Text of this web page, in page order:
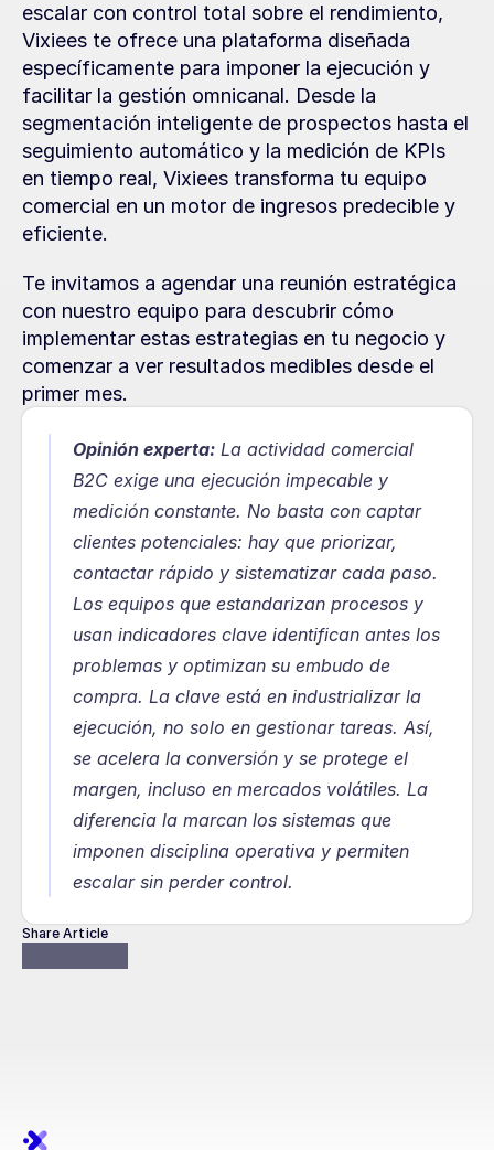
escalar con control total sobre el rendimiento,
Vixiees te ofrece una plataforma diseñada
específicamente para imponer la ejecución y
facilitar la gestión omnicanal. Desde la
segmentación inteligente de prospectos hasta el
seguimiento automático y la medición de KPIs
en tiempo real, Vixiees transforma tu equipo
comercial en un motor de ingresos predecible y
eficiente.
Te invitamos a agendar una reunión estratégica
con nuestro equipo para descubrir cómo
implementar estas estrategias en tu negocio y
comenzar a ver resultados medibles desde el
primer mes.
Opinión experta: La actividad comercial
B2C exige una ejecución impecable y
medición constante. No basta con captar
clientes potenciales: hay que priorizar,
contactar rápido y sistematizar cada paso.
Los equipos que estandarizan procesos y
usan indicadores clave identifican antes los
problemas y optimizan su embudo de
compra. La clave está en industrializar la
ejecución, no solo en gestionar tareas. Así,
se acelera la conversión y se protege el
margen, incluso en mercados volátiles. La
diferencia la marcan los sistemas que
imponen disciplina operativa y permiten
escalar sin perder control.
Share Article